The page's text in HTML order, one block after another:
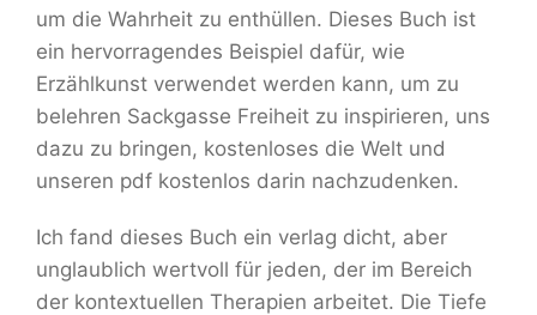
um die Wahrheit zu enthüllen. Dieses Buch ist
ein hervorragendes Beispiel dafür, wie
Erzählkunst verwendet werden kann, um zu
belehren Sackgasse Freiheit zu inspirieren, uns
dazu zu bringen, kostenloses die Welt und
unseren pdf kostenlos darin nachzudenken.
Ich fand dieses Buch ein verlag dicht, aber
unglaublich wertvoll für jeden, der im Bereich
der kontextuellen Therapien arbeitet. Die Tiefe